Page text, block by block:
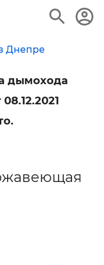
Днепре
дымохода